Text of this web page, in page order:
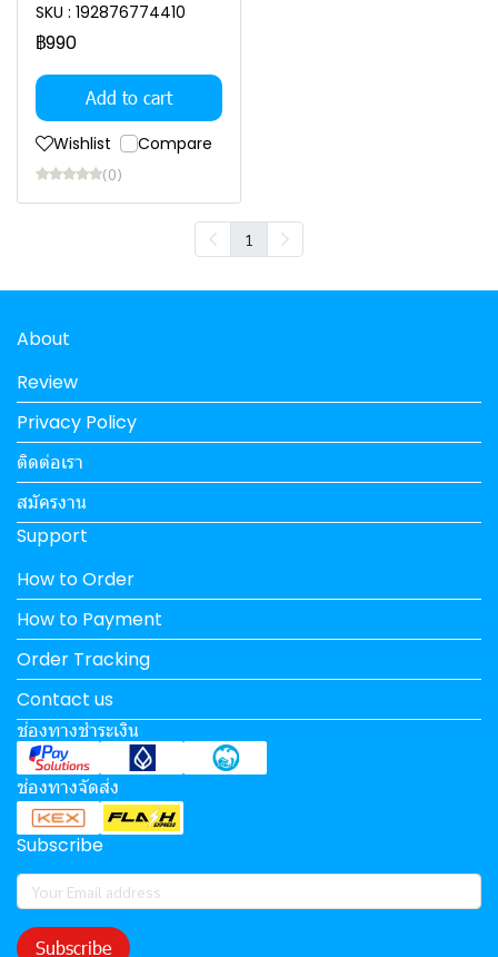
SKU : 192876774410
฿990
Add to cart
Wishlist Compare
(0)
1
About
Review
Privacy Policy
ติดต่อเรา
สมัครงาน
Support
How to Order
How to Payment
Order Tracking
Contact us
ช่องทางชำระเงิน
ช่องทางจัดส่ง
Subscribe
Subscribe